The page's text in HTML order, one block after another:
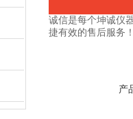
诚信是每个坤诚仪
捷有效的售后服务
产